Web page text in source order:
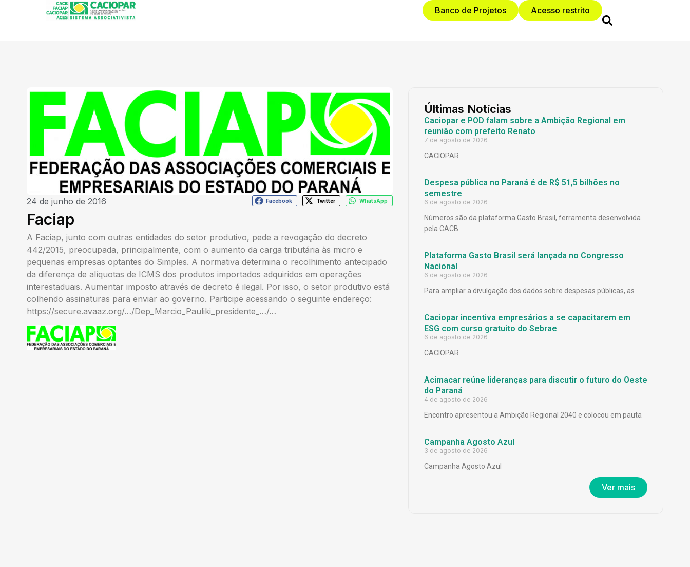
Banco de Projetos Acesso restrito
24 de junho de 2016 Facebook Twitter WhatsApp
Faciap
A Faciap, junto com outras entidades do setor produtivo, pede a revogação do decreto
442/2015, preocupada, principalmente, com o aumento da carga tributária às micro e
pequenas empresas optantes do Simples. A normativa determina o recolhimento antecipado
da diferença de alíquotas de ICMS dos produtos importados adquiridos em operações
interestaduais. Aumentar imposto através de decreto é ilegal. Por isso, o setor produtivo está
colhendo assinaturas para enviar ao governo. Participe acessando o seguinte endereço:
https://secure.avaaz.org/…/Dep_Marcio_Pauliki_presidente_…/…
Últimas Notícias
Caciopar e POD falam sobre a Ambição Regional em
reunião com prefeito Renato
7 de agosto de 2026
CACIOPAR
Despesa pública no Paraná é de R$ 51,5 bilhões no
semestre
6 de agosto de 2026
Números são da plataforma Gasto Brasil, ferramenta desenvolvida
pela CACB
Plataforma Gasto Brasil será lançada no Congresso
Nacional
6 de agosto de 2026
Para ampliar a divulgação dos dados sobre despesas públicas, as
Caciopar incentiva empresários a se capacitarem em
ESG com curso gratuito do Sebrae
6 de agosto de 2026
CACIOPAR
Acimacar reúne lideranças para discutir o futuro do Oeste
do Paraná
4 de agosto de 2026
Encontro apresentou a Ambição Regional 2040 e colocou em pauta
Campanha Agosto Azul
3 de agosto de 2026
Campanha Agosto Azul
Ver mais